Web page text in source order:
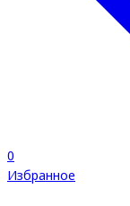
0
Избранное